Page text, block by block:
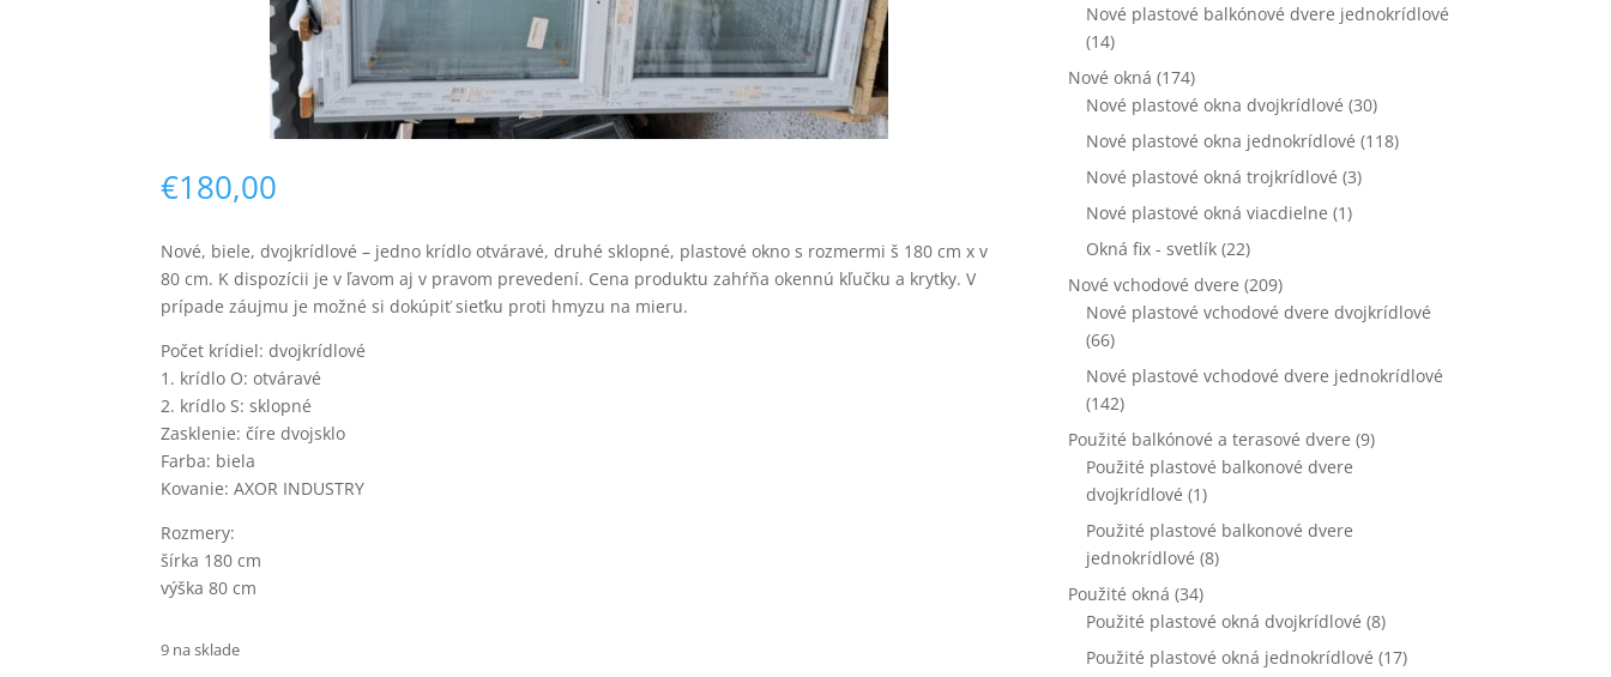
€180,00
Nové, biele, dvojkrídlové – jedno krídlo otváravé, druhé sklopné, plastové okno s rozmermi š 180 cm x v
80 cm. K dispozícii je v ľavom aj v pravom prevedení. Cena produktu zahŕňa okennú kľučku a krytky. V
prípade záujmu je možné si dokúpiť sieťku proti hmyzu na mieru.
Počet krídiel: dvojkrídlové
1. krídlo O: otváravé
2. krídlo S: sklopné
Zasklenie: číre dvojsklo
Farba: biela
Kovanie: AXOR INDUSTRY
Rozmery:
šírka 180 cm
výška 80 cm
9 na sklade
Nové plastové balkónové dvere jednokrídlové
(14)
Nové okná (174)
Nové plastové okna dvojkrídlové (30)
Nové plastové okna jednokrídlové (118)
Nové plastové okná trojkrídlové (3)
Nové plastové okná viacdielne (1)
Okná fix - svetlík (22)
Nové vchodové dvere (209)
Nové plastové vchodové dvere dvojkrídlové
(66)
Nové plastové vchodové dvere jednokrídlové
(142)
Použité balkónové a terasové dvere (9)
Použité plastové balkonové dvere
dvojkrídlové (1)
Použité plastové balkonové dvere
jednokrídlové (8)
Použité okná (34)
Použité plastové okná dvojkrídlové (8)
Použité plastové okná jednokrídlové (17)